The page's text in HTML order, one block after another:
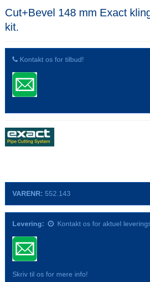
Cut+Bevel 148 mm Exact
kit.
Kontakt os for tilbud!
VARENR: 552.143
Levering: Kontakt os for aktuel
Skriv til os for mere info!